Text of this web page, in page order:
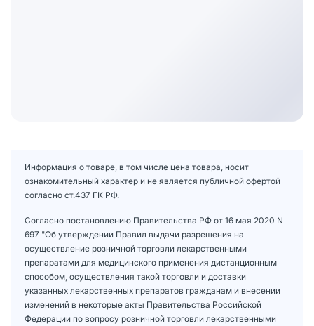
Информация о товаре, в том числе цена товара, носит
ознакомительный характер и не является публичной офертой
согласно ст.437 ГК РФ.
Согласно постановлению Правительства РФ от 16 мая 2020 N
697 "Об утверждении Правил выдачи разрешения на
осуществление розничной торговли лекарственными
препаратами для медицинского применения дистанционным
способом, осуществления такой торговли и доставки
указанных лекарственных препаратов гражданам и внесении
изменений в некоторые акты Правительства Российской
Федерации по вопросу розничной торговли лекарственными